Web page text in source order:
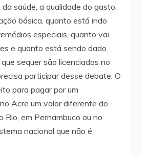
saúde, a qualidade do gasto,
básica, quanto está indo
especiais, quanto vai
e quanto está sendo dado
sequer são licenciados no
participar desse debate. O
para pagar por um
Acre um valor diferente do
Rio, em Pernambuco ou no
nacional que não é